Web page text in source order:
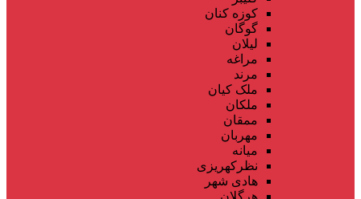
کوزه کنان
گوگان
لیلان
مراغه
مرند
ملک کیان
ملکان
ممقان
مهربان
میانه
نظرکهریزی
هادی شهر
هرگلان